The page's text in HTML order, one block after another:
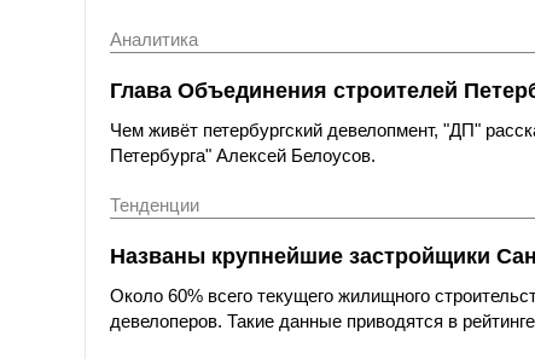
Аналитика
Глава Объединения строителей
Чем живёт петербургский девелопмент, "ДП"
Петербурга" Алексей Белоусов.
Тенденции
Названы крупнейшие застройщики
Около 60% всего текущего жилищного
девелоперов. Такие данные приводятся в